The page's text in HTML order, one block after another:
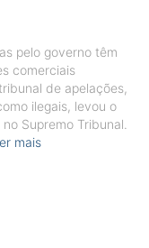
pelo governo têm
comerciais
de apelações,
ilegais, levou o
Supremo Tribunal.
mais